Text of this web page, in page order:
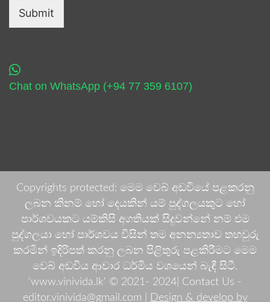
Submit
Chat on WhatsApp (+94 77 359 6107)
Copyrights protected: මෙම වෙබ් අඩවියේ පළකරනු
ලබන කිනම් හෝ දෙයකින් යම් පුද්ගලයකුට හෝ
පාර්ශවයකට යම්කිසි අගතියක් සිදුවන්නේ නම් එම
පුද්ගලයා හෝ පාර්ශවය විසින් තම අනන්‍යතාව තහවුරු
කරමින් ඉදිරිපත් කරනු ලබන පිළිතුරු පළකිරීමට මෙම
වෙබ් අඩවිය ආචාර ධර්මීය වශයෙන් බැඳී සිටී.
'www.vinivida.lk' © 2021- 2024| Contact Us -
editor.vinivida@gmail.com |
Design & develop by